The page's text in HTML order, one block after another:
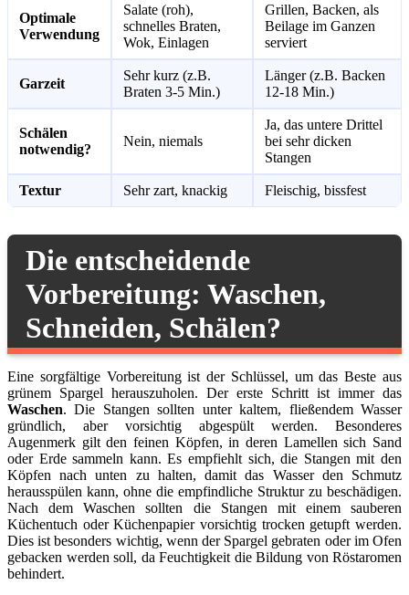
Optimale
Verwendung
Salate (roh),
schnelles Braten,
Wok, Einlagen
Grillen, Backen, als
Beilage im Ganzen
serviert
Garzeit
Sehr kurz (z.B.
Braten 3-5 Min.)
Länger (z.B. Backen
12-18 Min.)
Schälen
notwendig?
Nein, niemals
Ja, das untere Drittel
bei sehr dicken
Stangen
Textur Sehr zart, knackig Fleischig, bissfest
Die entscheidende
Vorbereitung: Waschen,
Schneiden, Schälen?
Eine sorgfältige Vorbereitung ist der Schlüssel, um das Beste aus
grünem Spargel herauszuholen. Der erste Schritt ist immer das
Waschen. Die Stangen sollten unter kaltem, fließendem Wasser
gründlich, aber vorsichtig abgespült werden. Besonderes
Augenmerk gilt den feinen Köpfen, in deren Lamellen sich Sand
oder Erde sammeln kann. Es empfiehlt sich, die Stangen mit den
Köpfen nach unten zu halten, damit das Wasser den Schmutz
herausspülen kann, ohne die empfindliche Struktur zu beschädigen.
Nach dem Waschen sollten die Stangen mit einem sauberen
Küchentuch oder Küchenpapier vorsichtig trocken getupft werden.
Dies ist besonders wichtig, wenn der Spargel gebraten oder im Ofen
gebacken werden soll, da Feuchtigkeit die Bildung von Röstaromen
behindert.